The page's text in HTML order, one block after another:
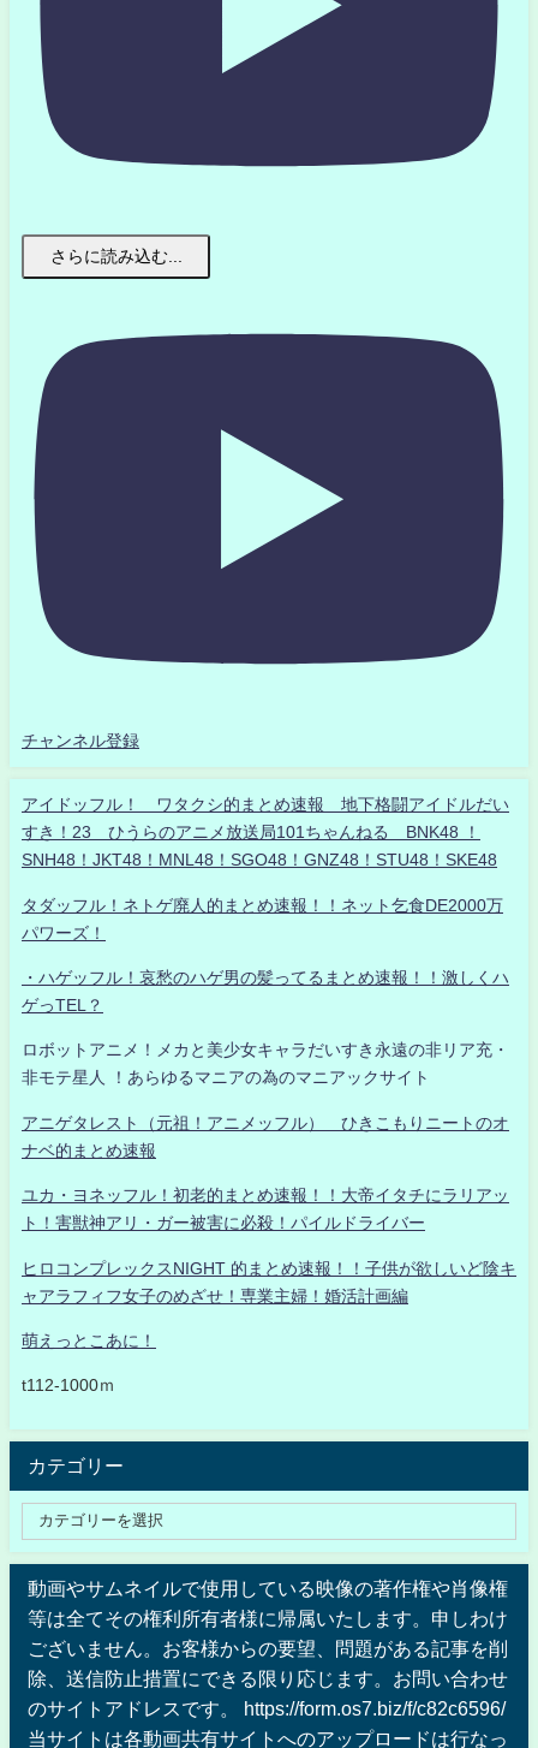
さらに読み込む...
チャンネル登録
アイドッフル！ ワタクシ的まとめ速報 地下格闘アイドルだい
すき！23 ひうらのアニメ放送局101ちゃんねる BNK48 ！
SNH48！JKT48！MNL48！SGO48！GNZ48！STU48！SKE48
タダッフル！ネトゲ廃人的まとめ速報！！ネット乞食DE2000万
パワーズ！
・ハゲッフル！哀愁のハゲ男の髪ってるまとめ速報！！激しくハ
ゲっTEL？
ロボットアニメ！メカと美少女キャラだいすき永遠の非リア充・
非モテ星人 ！あらゆるマニアの為のマニアックサイト
アニゲタレスト（元祖！アニメッフル） ひきこもりニートのオ
ナベ的まとめ速報
ユカ・ヨネッフル！初老的まとめ速報！！大帝イタチにラリアッ
ト！害獣神アリ・ガー被害に必殺！パイルドライバー
ヒロコンプレックスNIGHT 的まとめ速報！！子供が欲しいど陰キ
ャアラフィフ女子のめざせ！専業主婦！婚活計画編
萌えっとこあに！
t112-1000ｍ
カテゴリー
動画やサムネイルで使用している映像の著作権や肖像権
等は全てその権利所有者様に帰属いたします。申しわけ
ございません。お客様からの要望、問題がある記事を削
除、送信防止措置にできる限り応じます。お問い合わせ
のサイトアドレスです。 https://form.os7.biz/f/c82c6596/
当サイトは各動画共有サイトへのアップロードは行なっ